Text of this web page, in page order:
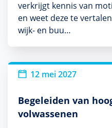
verkrijgt kennis van
en weet deze te
wijk- en buu…
12 mei 2027
Begeleiden van
volwassenen